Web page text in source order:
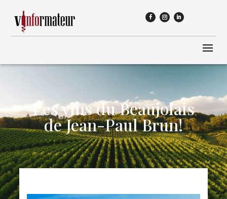
Les vins du Beaujolais
de Jean-Paul Brun!